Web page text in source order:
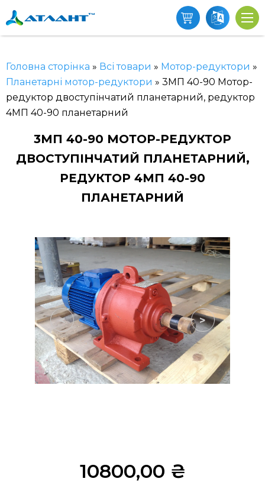
Головна сторінка » Всі товари » Мотор-редуктори »
Планетарні мотор-редуктори » 3МП 40-90 Мотор-
редуктор двоступінчатий планетарний, редуктор
4МП 40-90 планетарний
3МП 40-90 МОТОР-РЕДУКТОР
ДВОСТУПІНЧАТИЙ ПЛАНЕТАРНИЙ,
РЕДУКТОР 4МП 40-90
ПЛАНЕТАРНИЙ
< >
10800,00 ₴